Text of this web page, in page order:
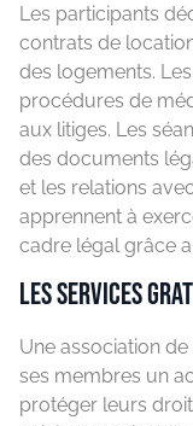
Les participants
contrats de
des logements.
procédures de
aux litiges. Les
des documents
et les relations
apprennent à
cadre légal grâce
Les services
Une association
ses membres un
protéger leurs